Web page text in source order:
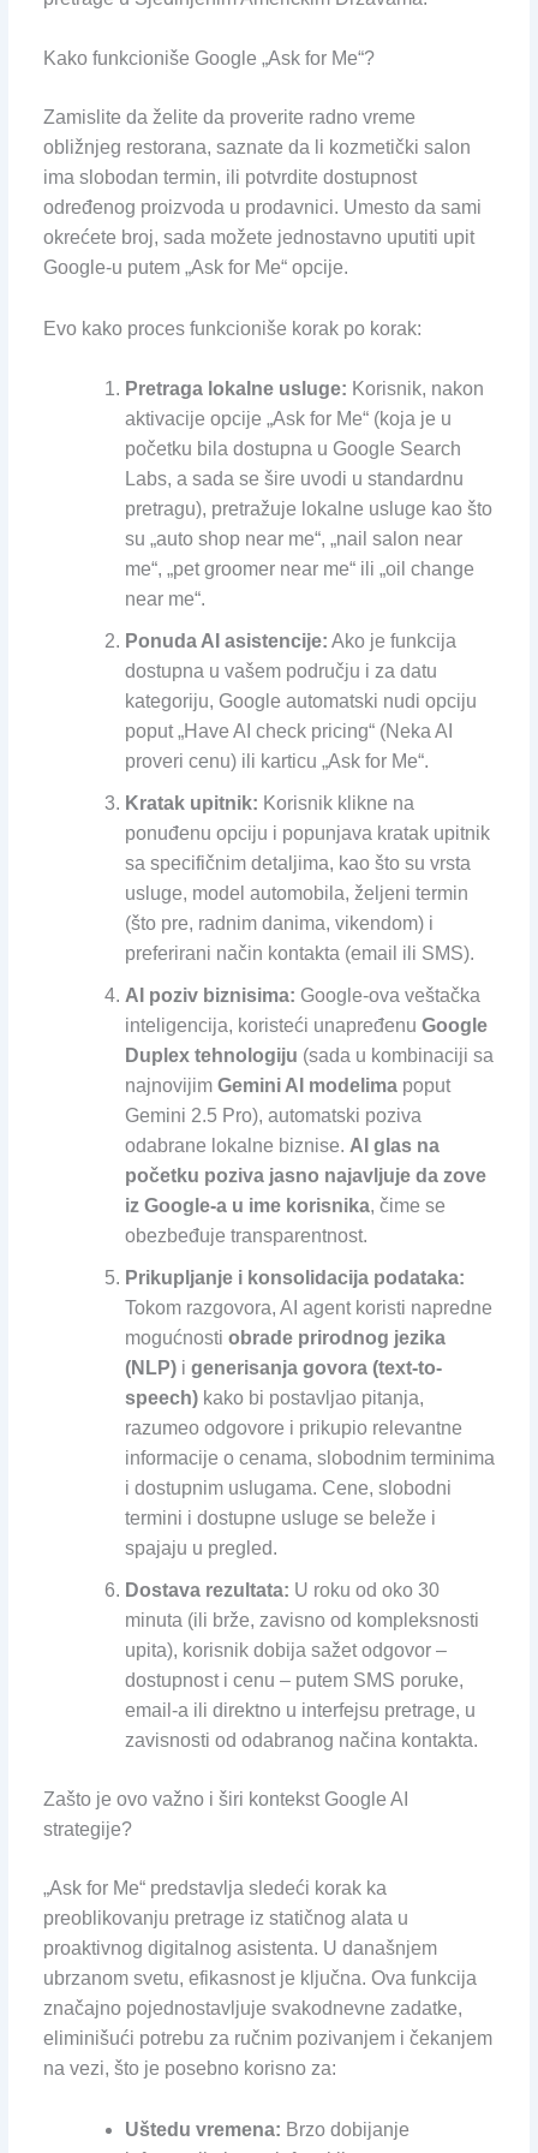
Kako funkcioniše Google „Ask for Me“?
Zamislite da želite da proverite radno vreme
obližnjeg restorana, saznate da li kozmetički salon
ima slobodan termin, ili potvrdite dostupnost
određenog proizvoda u prodavnici. Umesto da sami
okrećete broj, sada možete jednostavno uputiti upit
Google-u putem „Ask for Me“ opcije.
Evo kako proces funkcioniše korak po korak:
Pretraga lokalne usluge: Korisnik, nakon
aktivacije opcije „Ask for Me“ (koja je u
početku bila dostupna u Google Search
Labs, a sada se šire uvodi u standardnu
pretragu), pretražuje lokalne usluge kao što
su „auto shop near me“, „nail salon near
me“, „pet groomer near me“ ili „oil change
near me“.
Ponuda AI asistencije: Ako je funkcija
dostupna u vašem području i za datu
kategoriju, Google automatski nudi opciju
poput „Have AI check pricing“ (Neka AI
proveri cenu) ili karticu „Ask for Me“.
Kratak upitnik: Korisnik klikne na
ponuđenu opciju i popunjava kratak upitnik
sa specifičnim detaljima, kao što su vrsta
usluge, model automobila, željeni termin
(što pre, radnim danima, vikendom) i
preferirani način kontakta (email ili SMS).
AI poziv biznisima: Google-ova veštačka
inteligencija, koristeći unapređenu Google
Duplex tehnologiju (sada u kombinaciji sa
najnovijim Gemini AI modelimapoput
Gemini 2.5 Pro), automatski poziva
odabrane lokalne biznise. AI glas na
početku poziva jasno najavljuje da zove
iz Google-a u ime korisnika, čime se
obezbeđuje transparentnost.
Prikupljanje i konsolidacija podataka:
Tokom razgovora, AI agent koristi napredne
mogućnosti obrade prirodnog jezika
(NLP)i generisanja govora (text-to-
speech)kako bi postavljao pitanja,
razumeo odgovore i prikupio relevantne
informacije o cenama, slobodnim terminima
i dostupnim uslugama. Cene, slobodni
termini i dostupne usluge se beleže i
spajaju u pregled.
Dostava rezultata: U roku od oko 30
minuta (ili brže, zavisno od kompleksnosti
upita), korisnik dobija sažet odgovor –
dostupnost i cenu – putem SMS poruke,
email-a ili direktno u interfejsu pretrage, u
zavisnosti od odabranog načina kontakta.
Zašto je ovo važno i širi kontekst Google AI
strategije?
„Ask for Me“ predstavlja sledeći korak ka
preoblikovanju pretrage iz statičnog alata u
proaktivnog digitalnog asistenta. U današnjem
ubrzanom svetu, efikasnost je ključna. Ova funkcija
značajno pojednostavljuje svakodnevne zadatke,
eliminišući potrebu za ručnim pozivanjem i čekanjem
na vezi, što je posebno korisno za:
Uštedu vremena: Brzo dobijanje